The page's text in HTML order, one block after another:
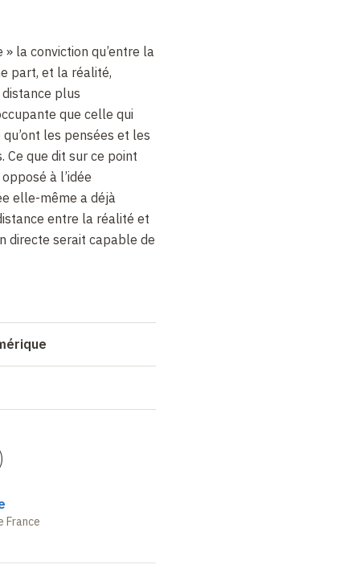
» la conviction qu’entre la
part, et la réalité,
distance plus
que celle qui
les pensées et les
Ce que dit sur ce point
à l’idée
elle-même a déjà
entre la réalité et
directe serait capable de
France